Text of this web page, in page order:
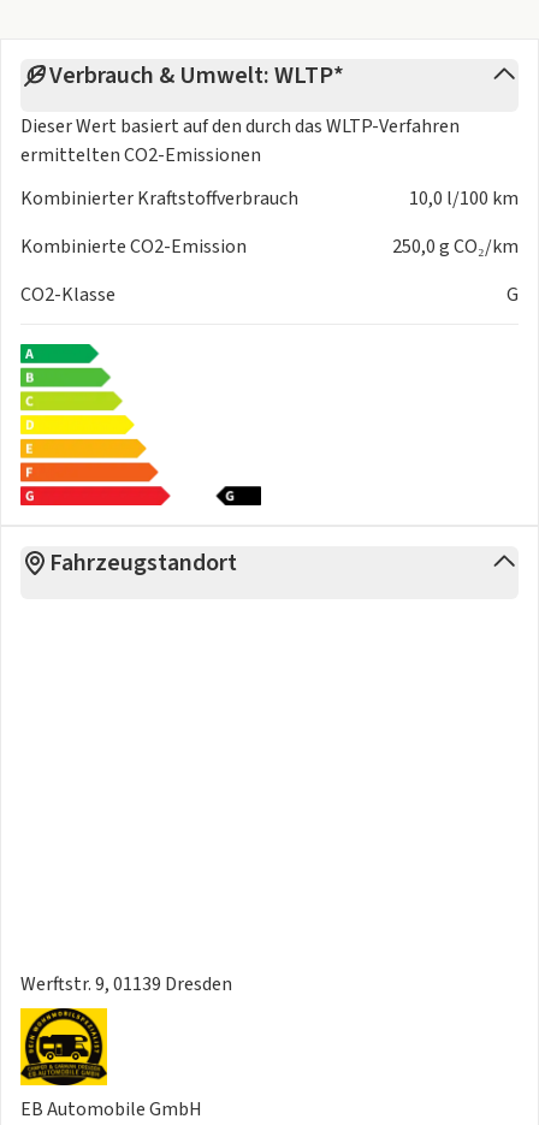
Verbrauch & Umwelt: WLTP*
Dieser Wert basiert auf den durch dasWLTP-Verfahren
ermittelten CO2-Emissionen
Kombinierter Kraftstoffverbrauch
10,0 l/100 km
Kombinierte CO2-Emission
250,0 g CO₂/km
CO2-Klasse
G
Fahrzeugstandort
Werftstr. 9, 01139 Dresden
EB Automobile GmbH